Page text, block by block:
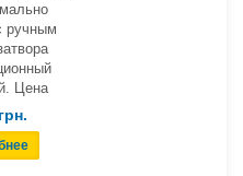
ручным
Цена